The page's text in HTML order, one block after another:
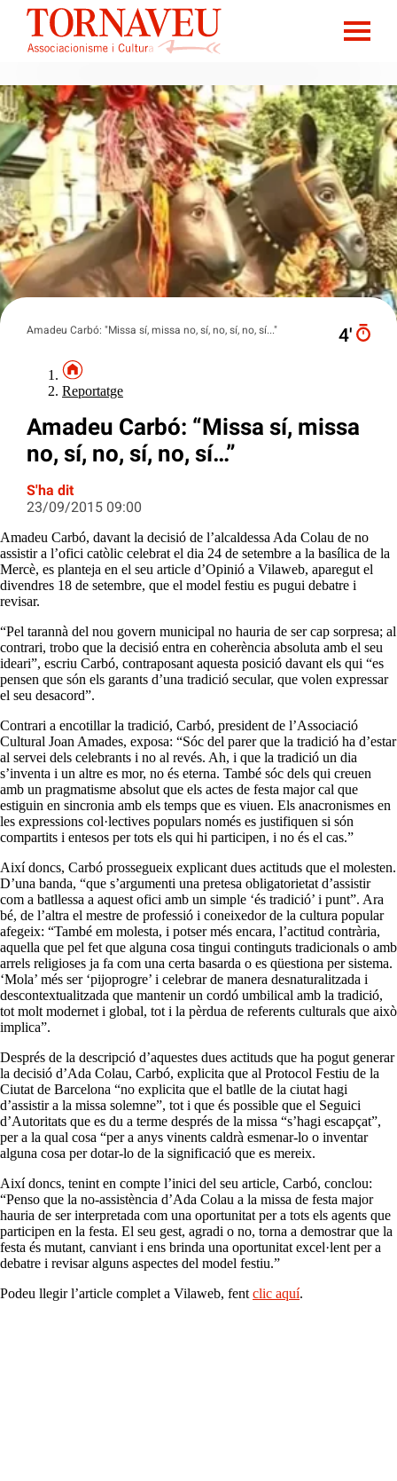
Amadeu Carbó: "Missa sí, missa no, sí, no, sí, no, sí..." 4′
Reportatge
Amadeu Carbó: “Missa sí, missa
no, sí, no, sí, no, sí…”
S'ha dit
23/09/2015 09:00
Amadeu Carbó, davant la decisió de l’alcaldessa Ada Colau de no
assistir a l’ofici catòlic celebrat el dia 24 de setembre a la basílica de la
Mercè, es planteja en el seu article d’Opinió a Vilaweb, aparegut el
divendres 18 de setembre, que el model festiu es pugui debatre i
revisar.
“Pel tarannà del nou govern municipal no hauria de ser cap sorpresa; al
contrari, trobo que la decisió entra en coherència absoluta amb el seu
ideari”, escriu Carbó, contraposant aquesta posició davant els qui “es
pensen que són els garants d’una tradició secular, que volen expressar
el seu desacord”.
Contrari a encotillar la tradició, Carbó, president de l’Associació
Cultural Joan Amades, exposa: “Sóc del parer que la tradició ha d’estar
al servei dels celebrants i no al revés. Ah, i que la tradició un dia
s’inventa i un altre es mor, no és eterna. També sóc dels qui creuen
amb un pragmatisme absolut que els actes de festa major cal que
estiguin en sincronia amb els temps que es viuen. Els anacronismes en
les expressions col·lectives populars només es justifiquen si són
compartits i entesos per tots els qui hi participen, i no és el cas.”
Així doncs, Carbó prossegueix explicant dues actituds que el molesten.
D’una banda, “que s’argumenti una pretesa obligatorietat d’assistir
com a batllessa a aquest ofici amb un simple ‘és tradició’ i punt”. Ara
bé, de l’altra el mestre de professió i coneixedor de la cultura popular
afegeix: “També em molesta, i potser més encara, l’actitud contrària,
aquella que pel fet que alguna cosa tingui continguts tradicionals o amb
arrels religioses ja fa com una certa basarda o es qüestiona per sistema.
‘Mola’ més ser ‘pijoprogre’ i celebrar de manera desnaturalitzada i
descontextualitzada que mantenir un cordó umbilical amb la tradició,
tot molt modernet i global, tot i la pèrdua de referents culturals que això
implica”.
Després de la descripció d’aquestes dues actituds que ha pogut generar
la decisió d’Ada Colau, Carbó, explicita que al Protocol Festiu de la
Ciutat de Barcelona “no explicita que el batlle de la ciutat hagi
d’assistir a la missa solemne”, tot i que és possible que el Seguici
d’Autoritats que es du a terme després de la missa “s’hagi escapçat”,
per a la qual cosa “per a anys vinents caldrà esmenar-lo o inventar
alguna cosa per dotar-lo de la significació que es mereix.
Així doncs, tenint en compte l’inici del seu article, Carbó, conclou:
“Penso que la no-assistència d’Ada Colau a la missa de festa major
hauria de ser interpretada com una oportunitat per a tots els agents que
participen en la festa. El seu gest, agradi o no, torna a demostrar que la
festa és mutant, canviant i ens brinda una oportunitat excel·lent per a
debatre i revisar alguns aspectes del model festiu.”
Podeu llegir l’article complet a Vilaweb, fentclic aquí.